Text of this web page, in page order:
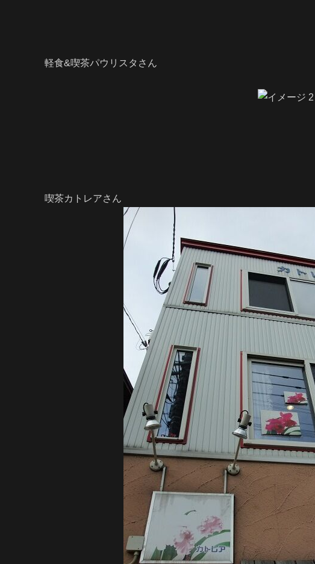
軽食&喫茶パウリスタさん
喫茶カトレアさん